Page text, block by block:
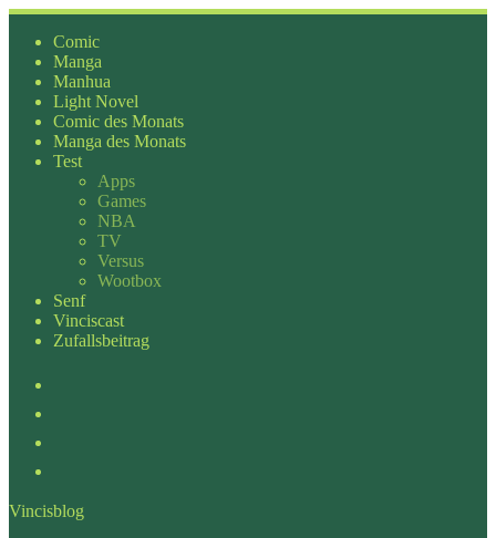
Zum
Inhalt
springen
Comic
Manga
Manhua
Light Novel
Comic des Monats
Manga des Monats
Test
Apps
Games
NBA
TV
Versus
Wootbox
Senf
Vinciscast
Zufallsbeitrag
Vincisblog